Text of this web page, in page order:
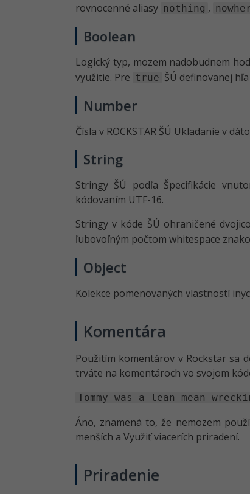
rovnocenné aliasy nothing ,
Boolean
Logický typ, mozem nadobudnem
využitie. Pre true ŠÚ definovanej
Number
Čísla v ROCKSTAR ŠÚ Ukladanie v
String
Stringy ŠÚ podľa Špecifikácie
kódovaním UTF-16.
Stringy v kóde ŠÚ ohraničené
ľubovoľným počtom whitespace
Object
Kolekce pomenovaných vlastností
Komentára
Použitím komentárov v Rockstar sa
trváte na komentároch vo svojom
Tommy was a lean mean
Áno, znamená to, že nemozem
menších a Využiť viacerích priradení.
Priradenie